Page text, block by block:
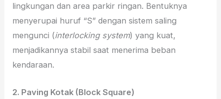
lingkungan dan area parkir ringan. Bentuknya
menyerupai huruf “S” dengan sistem saling
mengunci (interlocking system) yang kuat,
menjadikannya stabil saat menerima beban
kendaraan.
2. Paving Kotak (Block Square)